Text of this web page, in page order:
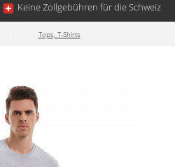
Keine Zollgebühren für die Schweiz
Tops, T-Shirts